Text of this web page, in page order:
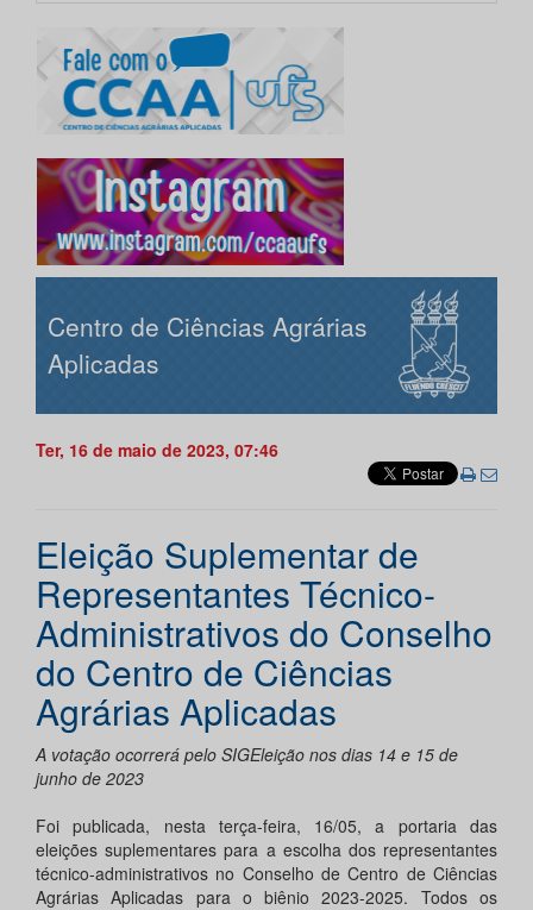
Centro de Ciências Agrárias
Aplicadas
Ter, 16 de maio de 2023, 07:46
Eleição Suplementar de
Representantes Técnico-
Administrativos do Conselho
do Centro de Ciências
Agrárias Aplicadas
A votação ocorrerá pelo SIGEleição nos dias 14 e 15 de
junho de 2023
Foi publicada, nesta terça-feira, 16/05, a portaria das
eleições suplementares para a escolha dos representantes
técnico-administrativos no Conselho de Centro de Ciências
Agrárias Aplicadas para o biênio 2023-2025. Todos os